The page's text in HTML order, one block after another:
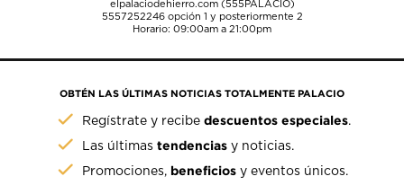
elpalaciodehierro.com (555PALACIO)
5557252246opción 1 y posteriormente 2
Horario: 09:00am a 21:00pm
OBTÉN LAS ÚLTIMAS NOTICIAS TOTALMENTE PALACIO
Regístrate y recibedescuentos especiales.
Las últimastendencias y noticias.
Promociones, beneficios y eventos únicos.